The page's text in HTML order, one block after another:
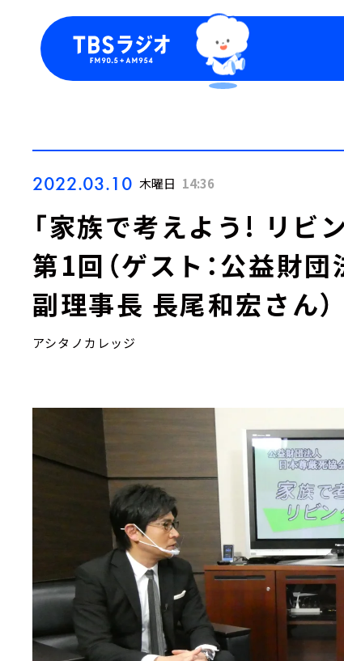
2022.03.10 木曜日 14:36
「家族で考えよう! リビ
第1回（ゲスト：公益財
副理事長 長尾和宏さん）
アシタノカレッジ